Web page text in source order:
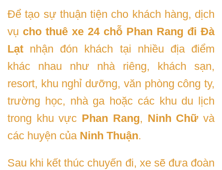
Để tạo sự thuận tiện cho khách hàng, dịch
vụ cho thuê xe 24 chỗ Phan Rang đi Đà
Lạt nhận đón khách tại nhiều địa điểm
khác nhau như nhà riêng, khách sạn,
resort, khu nghỉ dưỡng, văn phòng công ty,
trường học, nhà ga hoặc các khu du lịch
trong khu vực Phan Rang, Ninh Chữ và
các huyện của Ninh Thuận.
Sau khi kết thúc chuyến đi, xe sẽ đưa đoàn